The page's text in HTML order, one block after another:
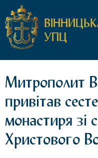
УПЦ
Митрополит
привітав
монастиря зі
Христового